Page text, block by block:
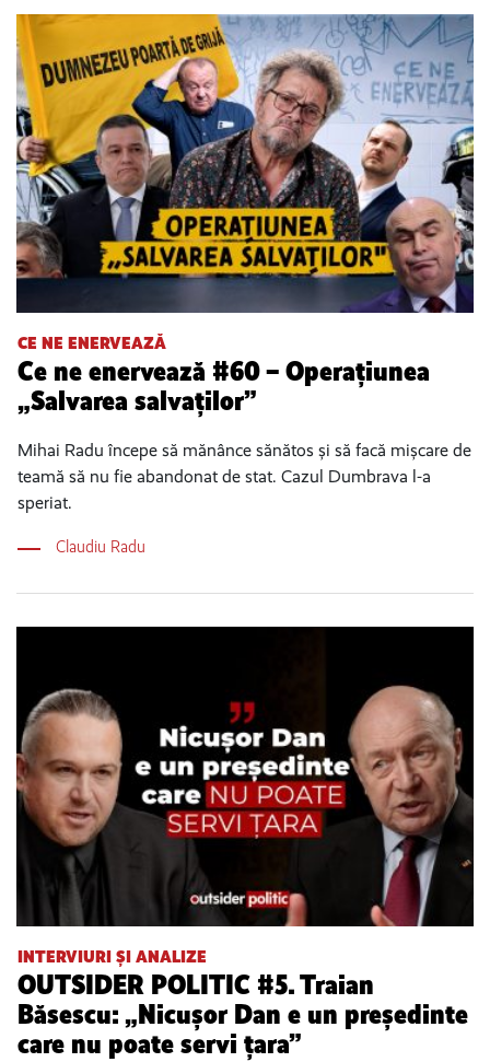
CE NE ENERVEAZĂ
Ce ne enervează #60 – Operațiunea
„Salvarea salvaților”
Mihai Radu începe să mănânce sănătos și să facă mișcare de
teamă să nu fie abandonat de stat. Cazul Dumbrava l-a
speriat.
Claudiu Radu
INTERVIURI ȘI ANALIZE
OUTSIDER POLITIC #5. Traian
Băsescu: „Nicușor Dan e un președinte
care nu poate servi țara”